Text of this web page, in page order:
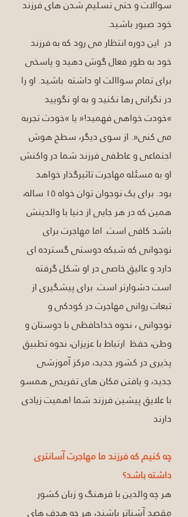
سوالات و حتی تسلیم شدن های فرزند
خود صبور باشید.
در  این دوره انتظار می رود که به فرزند
خود به طور فعال گوش دهید و پاسخی
برای تمام سواالت او داشته  باشید. او را
در نگرانی رها نکنید و به او نگویید
»خودت خواهی فهمید!« یا »خودت تجربه
می کنی«. از سوی دیگر، سطح هوش
اجتماعی و عاطفی فرزند شما در واکنش
او به مسئله مهاجرت تاثیرگذار خواهد
بود. برای یک نوجوان توان خواه ۱۵ ساله،
همین که در هر جایی از دنیا با والدینش
باشد کافی است. اما مهاجرت برای
نوجوانی که شبکه دوستی گسترده ای
دارد و عالیق خاصی در او شکل گرفته
است دشوارتر است. برای پیشگیری از
تبعات روانی مهاجرت در کودکی و
نوجوانی ، نحوه خداحافظی با دوستان و
وطن، حفظ  ارتباط با عزیزان، نحوه تطبیق
پذیری در کشور جدید، مرکز آموزشی
جدید، و یافتن مکان های تفریحی همسو
با علایق پیشین فرزند شما اهمیت زیادی
دارند
چه کنیم که فرزند ما مهاجرت آسانتری
داشته باشد؟
هر چه والدین با فرهنگ و زبان کشور
مقصد آشناتر باشند، هر چه هدف های